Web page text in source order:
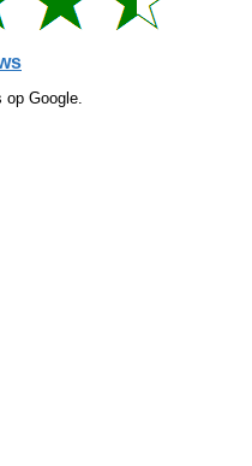
op Google.